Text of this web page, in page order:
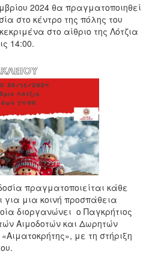
2024 θα πραγματοποιηθεί
στο κέντρο της πόλης του
στο αίθριο της Λότζια
14:00.
πραγματοποιείται κάθε
για μια κοινή προσπάθεια
διοργανώνει ο Παγκρήτιος
Αιμοδοτών και Δωρητών
με τη στήριξη